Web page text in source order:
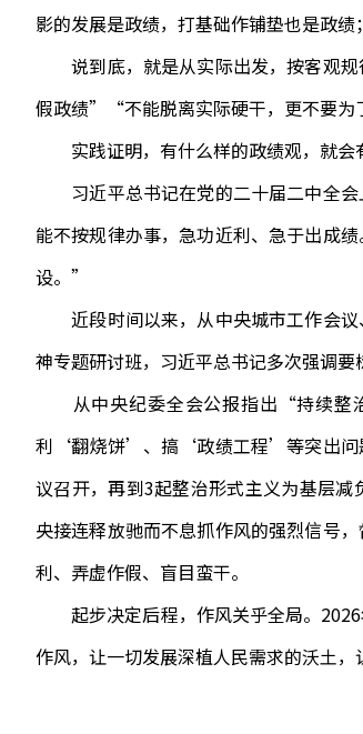
影的发展是政绩，打基础作铺垫也是政
说到底，就是从实际出发，按客观规
假政绩”“不能脱离实际硬干，更不要为
实践证明，有什么样的政绩观，就会
习近平总书记在党的二十届二中全会
能不按规律办事，急功近利、急于出成
设。”
近段时间以来，从中央城市工作会议
神专题研讨班，习近平总书记多次强调要
从中央纪委全会公报指出“持续整治
利‘翻烧饼’、搞‘政绩工程’等突出问
议召开，再到3起整治形式主义为基层
央接连释放驰而不息抓作风的强烈信号
利、弄虚作假、盲目蛮干。
起步决定后程，作风关乎全局。2026
作风，让一切发展深植人民需求的沃土，